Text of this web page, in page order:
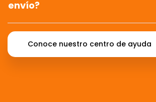
envío?
Conoce nuestro centro de ayuda